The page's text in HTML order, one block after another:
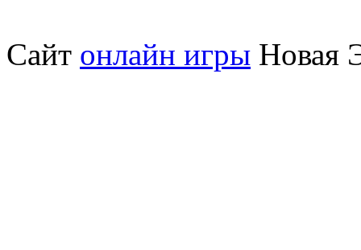
Сайт онлайн игры Новая